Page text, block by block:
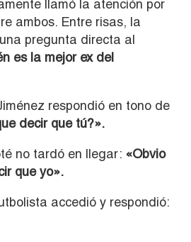
llamó la atención por
ambos. Entre risas, la
pregunta directa al
es la mejor ex del
respondió en tono de
decir que tú?».
no tardó en llegar: «Obvio
que yo».
accedió y respondió: